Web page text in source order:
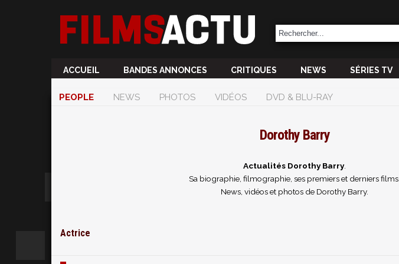
ACCUEIL BANDES ANNONCES CRITIQUES NEWS SÉRIES TV
PEOPLE NEWS PHOTOS VIDÉOS DVD & BLU-RAY
Dorothy Barry
Actualités Dorothy Barry.
Sa biographie, filmographie, ses premiers et derniers films.
News, vidéos et photos de Dorothy Barry.
Actrice